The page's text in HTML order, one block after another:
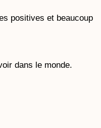
positives et beaucoup
dans le monde.